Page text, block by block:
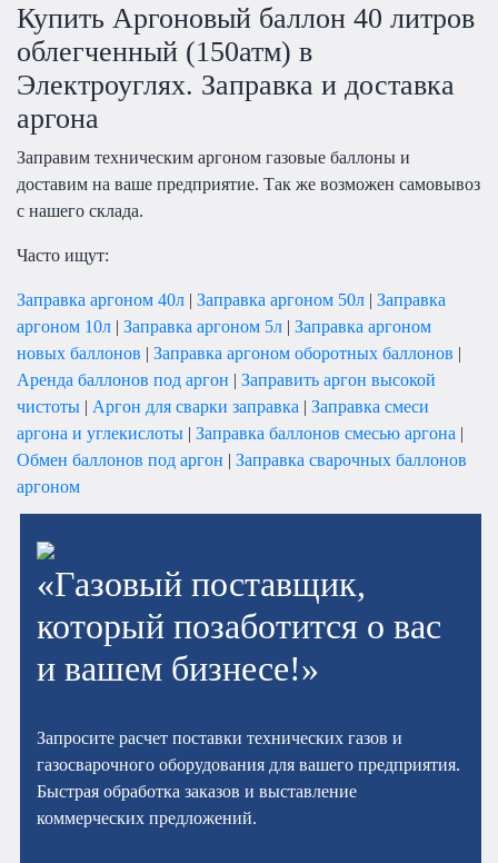
Купить Аргоновый баллон 40 литров
облегченный (150атм) в
Электроуглях. Заправка и доставка
аргона
Заправим техническим аргоном газовые баллоны и
доставим на ваше предприятие. Так же возможен самовывоз
с нашего склада.
Часто ищут:
Заправка аргоном 40л | Заправка аргоном 50л | Заправка
аргоном 10л | Заправка аргоном 5л | Заправка аргоном
новых баллонов | Заправка аргоном оборотных баллонов |
Аренда баллонов под аргон | Заправить аргон высокой
чистоты | Аргон для сварки заправка | Заправка смеси
аргона и углекислоты | Заправка баллонов смесью аргона |
Обмен баллонов под аргон | Заправка сварочных баллонов
аргоном
«Газовый поставщик,
который позаботится о вас
и вашем бизнесе!»
Запросите расчет поставки технических газов и
газосварочного оборудования для вашего предприятия.
Быстрая обработка заказов и выставление
коммерческих предложений.